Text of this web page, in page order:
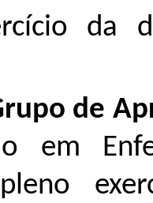
da
de
em